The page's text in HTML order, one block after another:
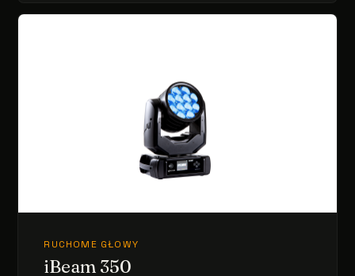
RUCHOME GŁOWY
iBeam 350